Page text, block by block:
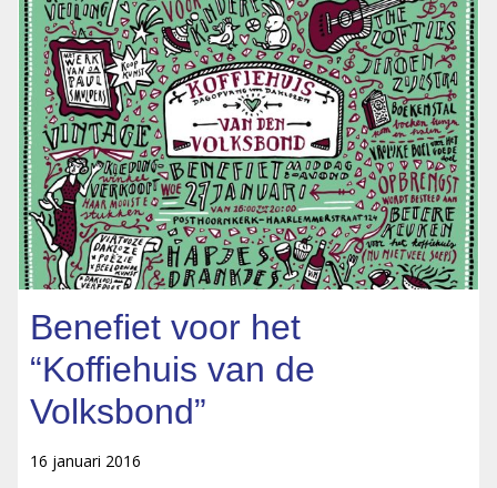
Benefiet voor het
“Koffiehuis van de
Volksbond”
16 januari 2016